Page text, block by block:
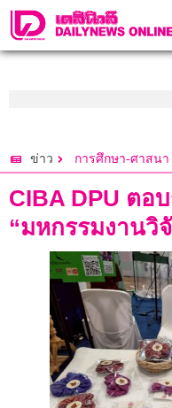
ข่าว การศึกษา-ศาสนา
CIBA DPU ตอ
“มหกรรมงานวิ